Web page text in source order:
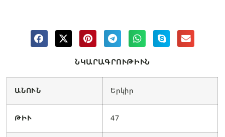
ՆԿԱՐԱԳՐՈՒԹԻՒՆ
ԱՆՈՒՆ Երկիր
ԹԻՒ 47